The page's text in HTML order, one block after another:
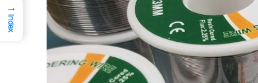
→
Index